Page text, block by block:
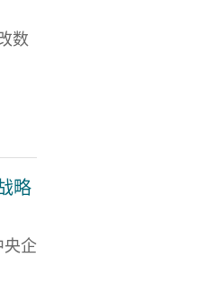
数
略
央企